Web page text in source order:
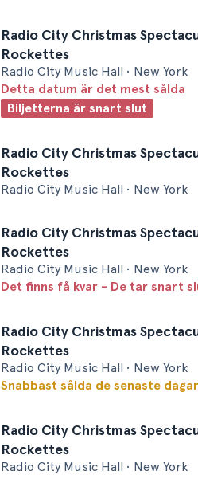
Radio City Christmas
Rockettes
Radio City Music Hall • New York
Detta datum är det mest sålda
Biljetterna är snart slut
Radio City Christmas
Rockettes
Radio City Music Hall • New York
Radio City Christmas
Rockettes
Radio City Music Hall • New York
Det finns få kvar - De tar snart
Radio City Christmas
Rockettes
Radio City Music Hall • New York
Snabbast sålda de senaste
Radio City Christmas
Rockettes
Radio City Music Hall • New York